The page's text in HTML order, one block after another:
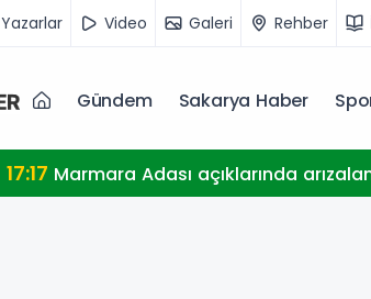
Yazarlar Video Galeri Rehber
Gündem Sakarya Haber
17:17 Marmara Adası açıklarında